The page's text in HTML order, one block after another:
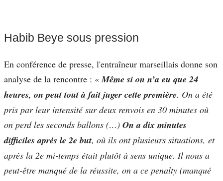
Habib Beye sous pression
En conférence de presse, l'entraîneur marseillais donne son
analyse de la rencontre : «Même si on n’a eu que 24
heures, on peut tout à fait juger cette première. On a été
pris par leur intensité sur deux renvois en 30 minutes où
on perd les seconds ballons (…) On a dix minutes
difficiles après le 2e but, où ils ont plusieurs situations, et
après la 2e mi-temps était plutôt à sens unique. Il nous a
peut-être manqué de la réussite, on a ce penalty (manqué